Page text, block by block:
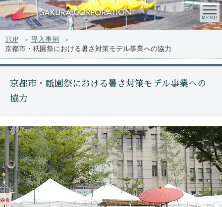
TOP
導入事例
京都市・祇園祭における暑さ対策モデル事業への協力
京都市・祇園祭における暑さ対策モデル事業への
協力